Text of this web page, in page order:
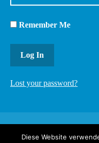
Remember Me
Lost your password?
Diese Website